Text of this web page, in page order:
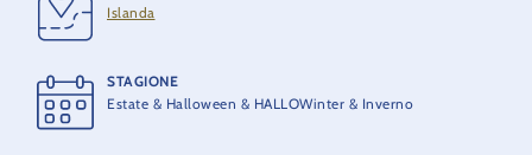
Islanda
STAGIONE
Estate & Halloween & HALLOWinter & Inverno
MACK Rides
CAPACITÀ MASSIMA
20 posti a sedere